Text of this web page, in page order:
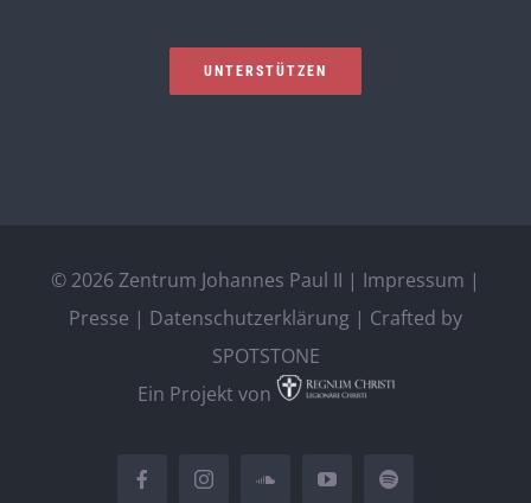
UNTERSTÜTZEN
© 2026 Zentrum Johannes Paul II | Impressum |
Presse | Datenschutzerklärung | Crafted by
SPOTSTONE
Ein Projekt von
FacebookInstagramSoundCloudYouTubeSpotify